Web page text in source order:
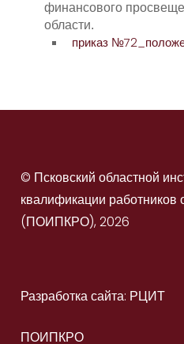
финансового
области.
приказ
© Псковский областной
квалификации работников
(ПОИПКРО), 2026
Разработка сайта: РЦИТ
ПОИПКРО